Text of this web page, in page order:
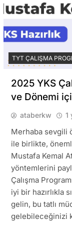
TYT ÇALIŞMA
2025 YKS
ve Dönemi
ataberkw 1
Merhaba sevgili
ile birlikte,
Mustafa Kemal
yöntemlerini
Çalışma
iyi bir hazırlıkla
gelin, bu tatlı
gelebileceğinizi